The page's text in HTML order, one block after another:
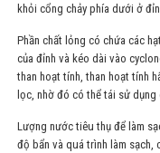
khỏi cổng chảy phía dưới ở
Phần chất lỏng có chứa các
của đỉnh và kéo dài vào
than hoạt tính, than hoạt tính
lọc, nhờ đó có thể tái sử
Lượng nước tiêu thụ để làm
độ bẩn và quá trình làm sạch,